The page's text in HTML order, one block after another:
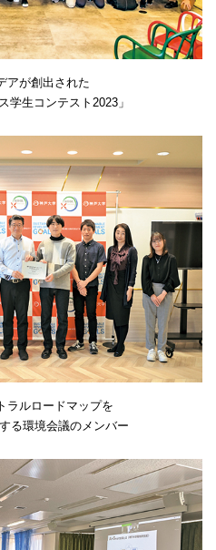
アが創出された
学生コンテスト2023」
ラルロードマップを
る環境会議のメンバー